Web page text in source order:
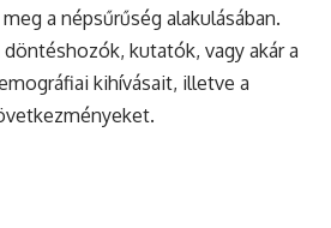
a népsűrűség alakulásában.
kutatók, vagy akár a
kihívásait, illetve a